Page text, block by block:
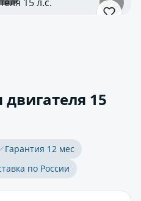
15
Гарантия 12 мес
по России